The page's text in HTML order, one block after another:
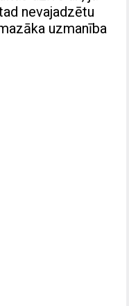
nevajadzētu
uzmanība